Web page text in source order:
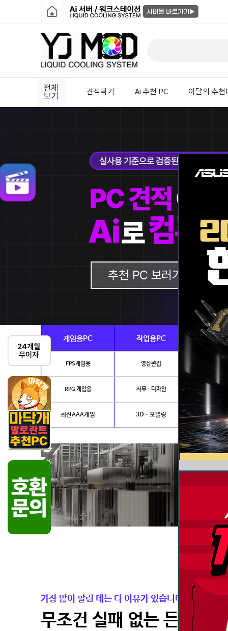
전체
보기
견적짜기 Ai 추천 PC 이달의 추천
게임용PC 작업용PC Ai · 전
FPS게임용 영상편집
RPG 게임용 사무 · 디자인
최신AAA게임 3D · 모델링 NVIDIA
가장 많이 팔린 데는 다 이유가 있습니다.
무조건 실패 없는 든든한